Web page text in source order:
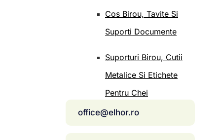
Cos Birou, Tavite Si
Suporti Documente
Suporturi Birou, Cutii
Metalice Si Etichete
Pentru Chei
office@elhor.ro